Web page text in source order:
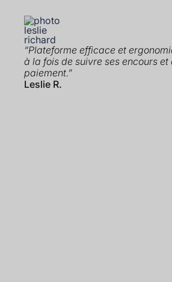
“Plateforme efficace et
à la fois de suivre ses encours et
paiement.”
Leslie R.